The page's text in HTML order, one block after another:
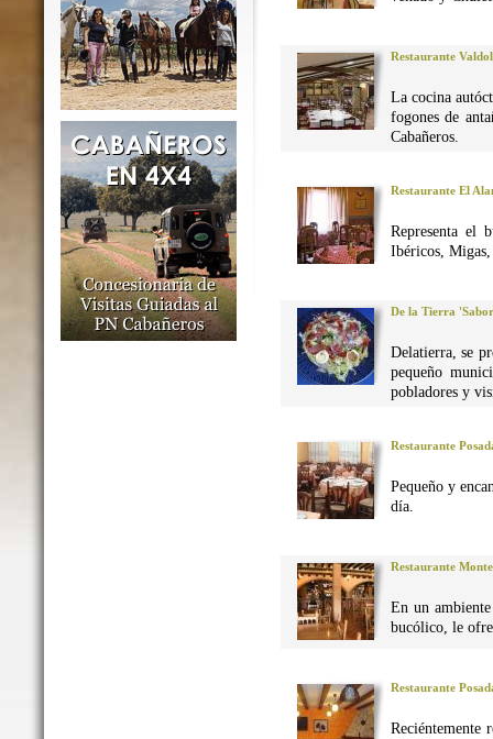
Restaurante
La cocina
fogones de
Cabañeros.
Restaurante El
Representa el
Ibéricos, Migas,
De la Tierra
Delatierra, se
pequeño
pobladores y
Restaurante
Pequeño y
día.
Restaurante
En un
bucólico, le
Restaurante
Reciéntemente